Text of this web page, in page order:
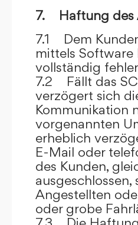
7. Haftung des
7.1 Dem
mittels Software
vollständig
7.2 Fällt das
verzögert sich
Kommunikation
vorgenannten
erheblich
E-Mail oder
des Kunden,
Angestellten
oder grobe